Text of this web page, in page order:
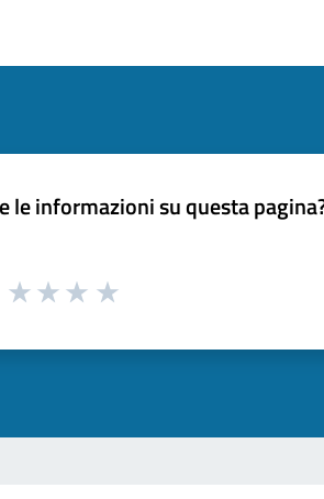
le informazioni su questa